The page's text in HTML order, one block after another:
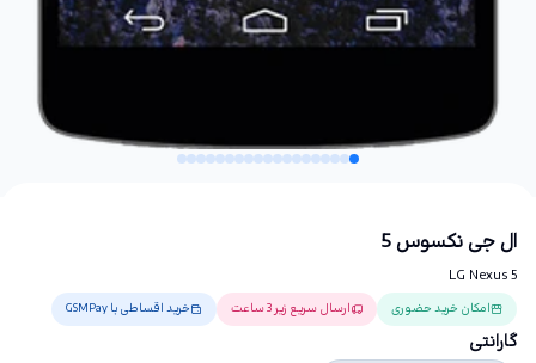
ال جی نکسوس 5
LG Nexus 5
امکان خرید حضوری ارسال سریع زیر 3 ساعت خرید اقساطی با GSMPay
گارانتی